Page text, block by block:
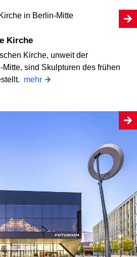
Kirche
Kirche, unweit der
sind Skulpturen des frühen
mehr